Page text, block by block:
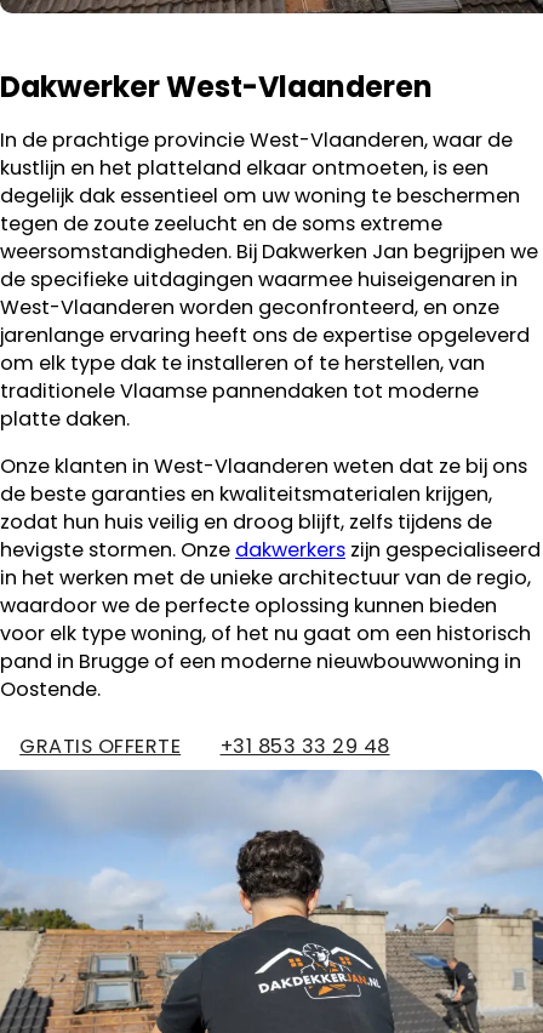
Dakwerker West-Vlaanderen
In de prachtige provincie West-Vlaanderen, waar de
kustlijn en het platteland elkaar ontmoeten, is een
degelijk dak essentieel om uw woning te beschermen
tegen de zoute zeelucht en de soms extreme
weersomstandigheden. Bij Dakwerken Jan begrijpen we
de specifieke uitdagingen waarmee huiseigenaren in
West-Vlaanderen worden geconfronteerd, en onze
jarenlange ervaring heeft ons de expertise opgeleverd
om elk type dak te installeren of te herstellen, van
traditionele Vlaamse pannendaken tot moderne
platte daken.
Onze klanten in West-Vlaanderen weten dat ze bij ons
de beste garanties en kwaliteitsmaterialen krijgen,
zodat hun huis veilig en droog blijft, zelfs tijdens de
hevigste stormen. Onze dakwerkers zijn gespecialiseerd
in het werken met de unieke architectuur van de regio,
waardoor we de perfecte oplossing kunnen bieden
voor elk type woning, of het nu gaat om een historisch
pand in Brugge of een moderne nieuwbouwwoning in
Oostende.
GRATIS OFFERTE +31 853 33 29 48